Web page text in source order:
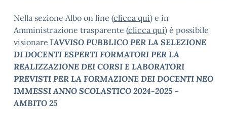
Nella sezione Albo on line (clicca qui) e in
Amministrazione trasparente (clicca qui) è possibile
visionare l’AVVISO PUBBLICO PER LA SELEZIONE
DI DOCENTI ESPERTI FORMATORI PER LA
REALIZZAZIONE DEI CORSI E LABORATORI
PREVISTI PER LA FORMAZIONE DEI DOCENTI NEO
IMMESSI ANNO SCOLASTICO 2024-2025 –
AMBITO 25